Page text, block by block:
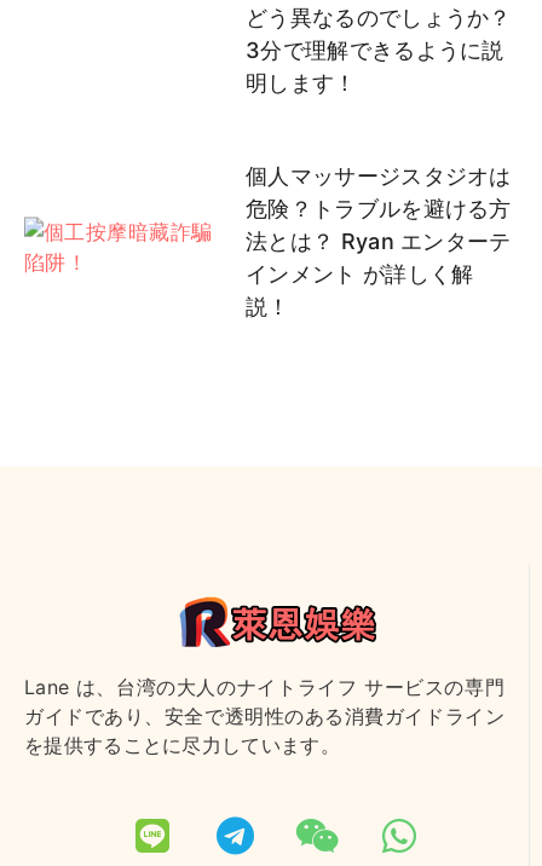
どう異なるのでしょうか？
3分で理解できるように説
明します！
個人マッサージスタジオは
危険？トラブルを避ける方
法とは？ Ryan エンターテ
インメント が詳しく解
説！
Lane は、台湾の大人のナイトライフ サービスの専門
ガイドであり、安全で透明性のある消費ガイドライン
を提供することに尽力しています。